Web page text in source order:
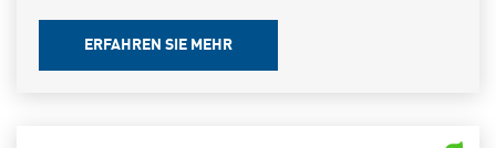
ERFAHREN SIE MEHR